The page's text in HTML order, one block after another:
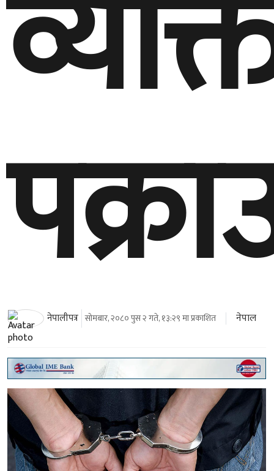
नेपालीपत्र सोमबार, २०८० पुस २ गते, १३:२९ मा प्रकाशित नेपाल